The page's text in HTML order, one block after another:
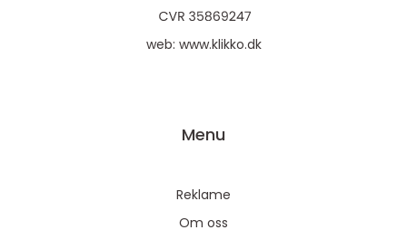
web: www.klikko.dk
Menu
Reklame
Om oss